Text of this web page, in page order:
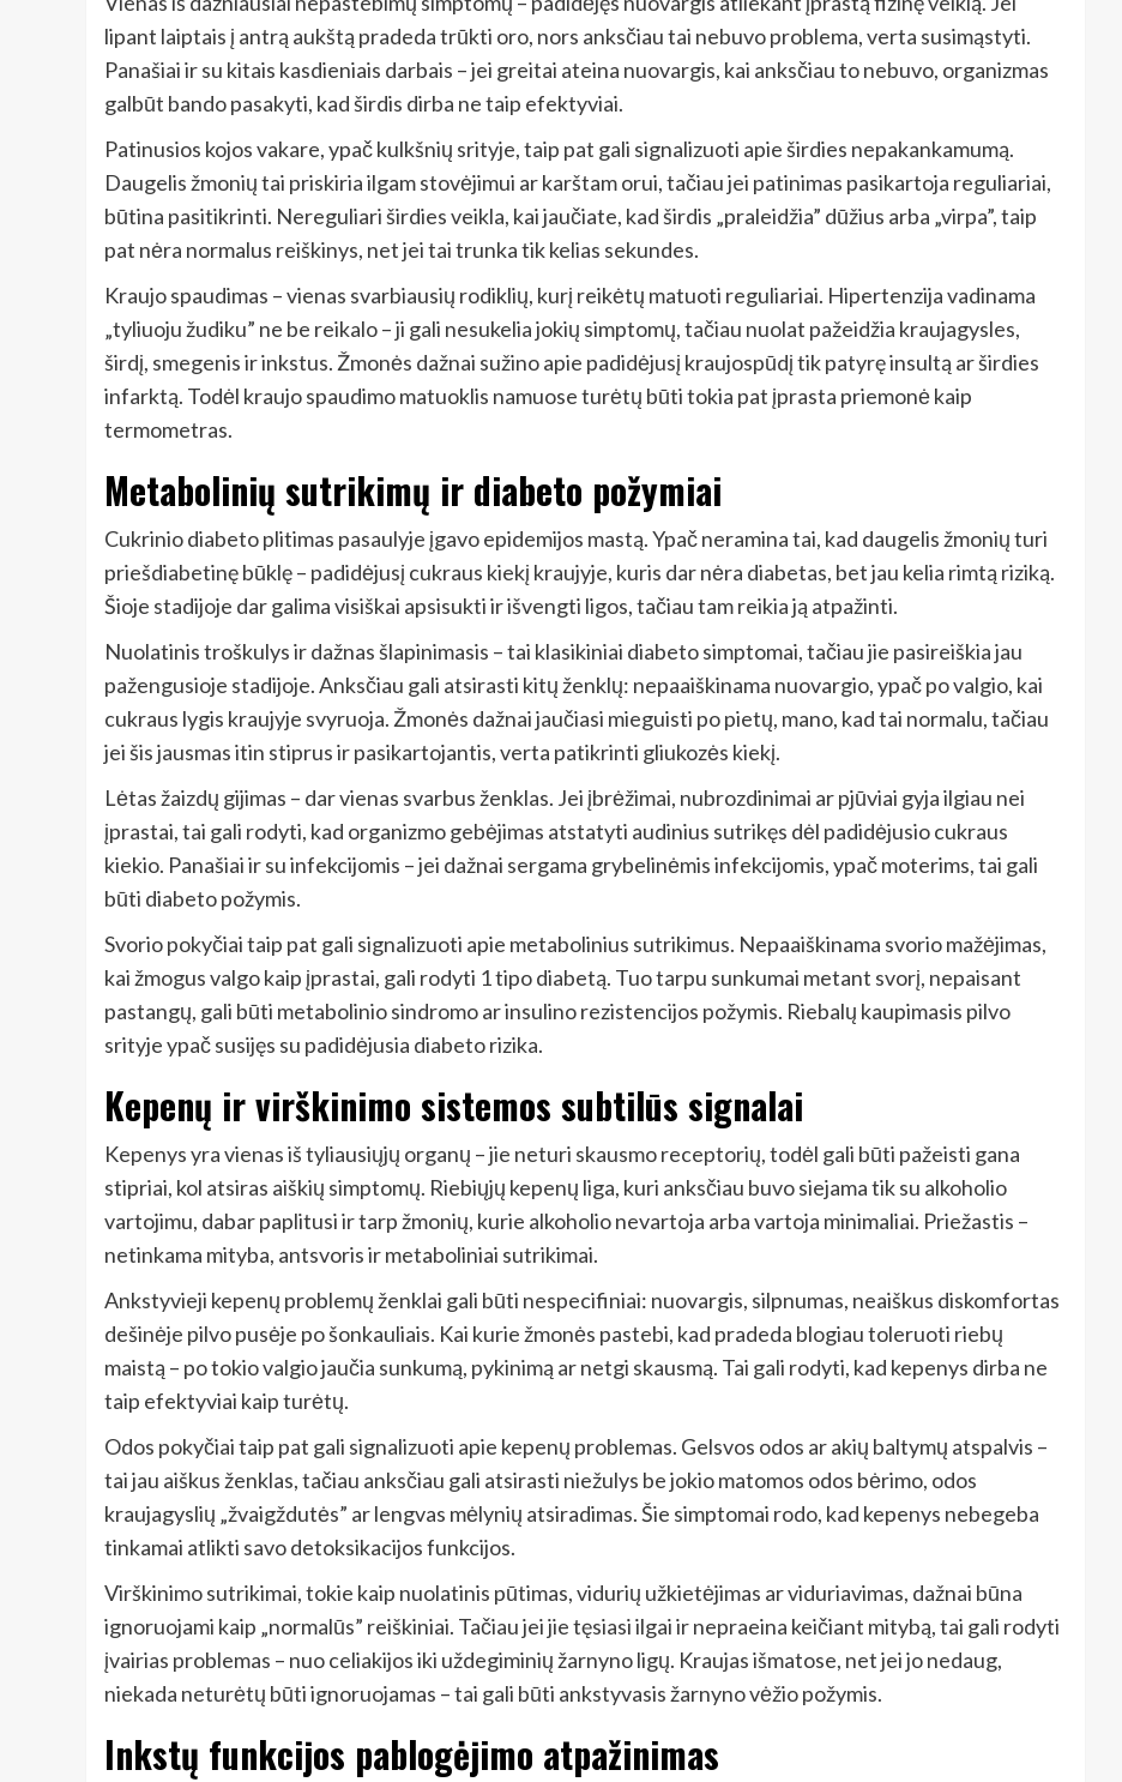
lipant laiptais į antrą aukštą pradeda trūkti oro, nors anksčiau tai nebuvo problema, verta susimąstyti.
Panašiai ir su kitais kasdieniais darbais – jei greitai ateina nuovargis, kai anksčiau to nebuvo, organizmas
galbūt bando pasakyti, kad širdis dirba ne taip efektyviai.
Patinusios kojos vakare, ypač kulkšnių srityje, taip pat gali signalizuoti apie širdies nepakankamumą.
Daugelis žmonių tai priskiria ilgam stovėjimui ar karštam orui, tačiau jei patinimas pasikartoja reguliariai,
būtina pasitikrinti. Nereguliari širdies veikla, kai jaučiate, kad širdis „praleidžia” dūžius arba „virpa”, taip
pat nėra normalus reiškinys, net jei tai trunka tik kelias sekundes.
Kraujo spaudimas – vienas svarbiausių rodiklių, kurį reikėtų matuoti reguliariai. Hipertenzija vadinama
„tyliuoju žudiku” ne be reikalo – ji gali nesukelia jokių simptomų, tačiau nuolat pažeidžia kraujagysles,
širdį, smegenis ir inkstus. Žmonės dažnai sužino apie padidėjusį kraujospūdį tik patyrę insultą ar širdies
infarktą. Todėl kraujo spaudimo matuoklis namuose turėtų būti tokia pat įprasta priemonė kaip
termometras.
Metabolinių sutrikimų ir diabeto požymiai
Cukrinio diabeto plitimas pasaulyje įgavo epidemijos mastą. Ypač neramina tai, kad daugelis žmonių turi
priešdiabetinę būklę – padidėjusį cukraus kiekį kraujyje, kuris dar nėra diabetas, bet jau kelia rimtą riziką.
Šioje stadijoje dar galima visiškai apsisukti ir išvengti ligos, tačiau tam reikia ją atpažinti.
Nuolatinis troškulys ir dažnas šlapinimasis – tai klasikiniai diabeto simptomai, tačiau jie pasireiškia jau
pažengusioje stadijoje. Anksčiau gali atsirasti kitų ženklų: nepaaiškinama nuovargio, ypač po valgio, kai
cukraus lygis kraujyje svyruoja. Žmonės dažnai jaučiasi mieguisti po pietų, mano, kad tai normalu, tačiau
jei šis jausmas itin stiprus ir pasikartojantis, verta patikrinti gliukozės kiekį.
Lėtas žaizdų gijimas – dar vienas svarbus ženklas. Jei įbrėžimai, nubrozdinimai ar pjūviai gyja ilgiau nei
įprastai, tai gali rodyti, kad organizmo gebėjimas atstatyti audinius sutrikęs dėl padidėjusio cukraus
kiekio. Panašiai ir su infekcijomis – jei dažnai sergama grybelinėmis infekcijomis, ypač moterims, tai gali
būti diabeto požymis.
Svorio pokyčiai taip pat gali signalizuoti apie metabolinius sutrikimus. Nepaaiškinama svorio mažėjimas,
kai žmogus valgo kaip įprastai, gali rodyti 1 tipo diabetą. Tuo tarpu sunkumai metant svorį, nepaisant
pastangų, gali būti metabolinio sindromo ar insulino rezistencijos požymis. Riebalų kaupimasis pilvo
srityje ypač susijęs su padidėjusia diabeto rizika.
Kepenų ir virškinimo sistemos subtilūs signalai
Kepenys yra vienas iš tyliausiųjų organų – jie neturi skausmo receptorių, todėl gali būti pažeisti gana
stipriai, kol atsiras aiškių simptomų. Riebiųjų kepenų liga, kuri anksčiau buvo siejama tik su alkoholio
vartojimu, dabar paplitusi ir tarp žmonių, kurie alkoholio nevartoja arba vartoja minimaliai. Priežastis –
netinkama mityba, antsvoris ir metaboliniai sutrikimai.
Ankstyvieji kepenų problemų ženklai gali būti nespecifiniai: nuovargis, silpnumas, neaiškus diskomfortas
dešinėje pilvo pusėje po šonkauliais. Kai kurie žmonės pastebi, kad pradeda blogiau toleruoti riebų
maistą – po tokio valgio jaučia sunkumą, pykinimą ar netgi skausmą. Tai gali rodyti, kad kepenys dirba ne
taip efektyviai kaip turėtų.
Odos pokyčiai taip pat gali signalizuoti apie kepenų problemas. Gelsvos odos ar akių baltymų atspalvis –
tai jau aiškus ženklas, tačiau anksčiau gali atsirasti niežulys be jokio matomos odos bėrimo, odos
kraujagyslių „žvaigždutės” ar lengvas mėlynių atsiradimas. Šie simptomai rodo, kad kepenys nebegeba
tinkamai atlikti savo detoksikacijos funkcijos.
Virškinimo sutrikimai, tokie kaip nuolatinis pūtimas, vidurių užkietėjimas ar viduriavimas, dažnai būna
ignoruojami kaip „normalūs” reiškiniai. Tačiau jei jie tęsiasi ilgai ir nepraeina keičiant mitybą, tai gali rodyti
įvairias problemas – nuo celiakijos iki uždegiminių žarnyno ligų. Kraujas išmatose, net jei jo nedaug,
niekada neturėtų būti ignoruojamas – tai gali būti ankstyvasis žarnyno vėžio požymis.
Inkstų funkcijos pablogėjimo atpažinimas